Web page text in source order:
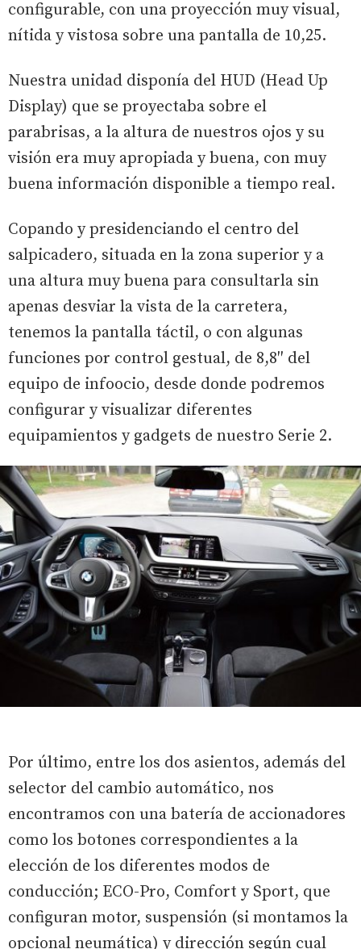
configurable, con una proyección muy visual,
nítida y vistosa sobre una pantalla de 10,25.
Nuestra unidad disponía del HUD (Head Up
Display) que se proyectaba sobre el
parabrisas, a la altura de nuestros ojos y su
visión era muy apropiada y buena, con muy
buena información disponible a tiempo real.
Copando y presidenciando el centro del
salpicadero, situada en la zona superior y a
una altura muy buena para consultarla sin
apenas desviar la vista de la carretera,
tenemos la pantalla táctil, o con algunas
funciones por control gestual, de 8,8″ del
equipo de infoocio, desde donde podremos
configurar y visualizar diferentes
equipamientos y gadgets de nuestro Serie 2.
Por último, entre los dos asientos, además del
selector del cambio automático, nos
encontramos con una batería de accionadores
como los botones correspondientes a la
elección de los diferentes modos de
conducción; ECO-Pro, Comfort y Sport, que
configuran motor, suspensión (si montamos la
opcional neumática) y dirección según cual